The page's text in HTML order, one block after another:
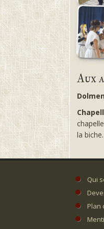
Aux
la
Qui
Plan